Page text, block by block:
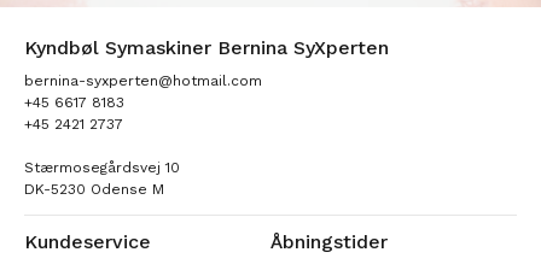
Kyndbøl Symaskiner Bernina SyXperten
bernina-syxperten@hotmail.com
+45 6617 8183
+45 2421 2737
Stærmosegårdsvej 10
DK-5230 Odense M
Kundeservice Åbningstider